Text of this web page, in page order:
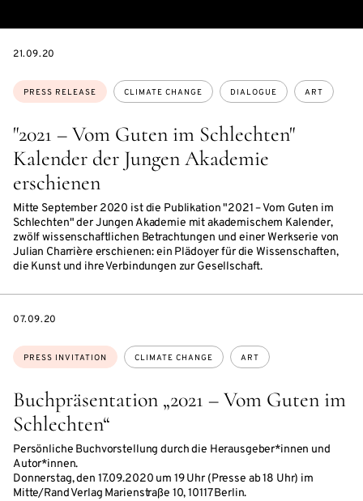
"2021 – Vom Guten im Schlechten"
Kalender der Jungen Akademie
erschienen
Mitte September 2020 ist die Publikation "2021 – Vom Guten im
Schlechten" der Jungen Akademie mit akademischem Kalender,
zwölf wissenschaftlichen Betrachtungen und einer Werkserie von
Julian Charrière erschienen: ein Plädoyer für die Wissenschaften,
die Kunst und ihre Verbindungen zur Gesellschaft.
Topics:
PRESS RELEASE CLIMATE CHANGE DIALOGUE ART
DATE
21.09.20
Buchpräsentation „2021 – Vom Guten im
Schlechten“
Persönliche Buchvorstellung durch die Herausgeber*innen und
Autor*innen.
Donnerstag, den 17.09.2020 um 19 Uhr (Presse ab 18 Uhr) im
Mitte/Rand Verlag Marienstraße 10, 10117 Berlin.
Topics:
PRESS INVITATION CLIMATE CHANGE ART
DATE
07.09.20